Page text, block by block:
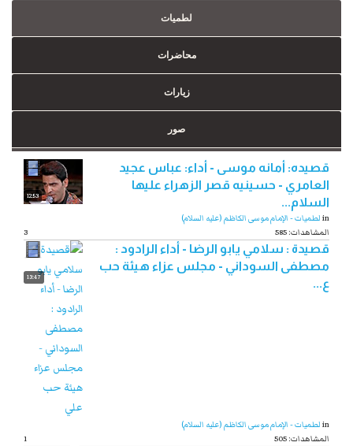
لطميات
محاضرات
زيارات
صور
12:53
قصيده: أمانه موسى - أداء: عباس عجيد
العامري - حسينيه قصر الزهراء عليها
السلام...
inلطميات - الإمام موسى الكاظم (عليه السلام)
3
585 :المشاهدات
13:47
قصيدة : سلامي يابو الرضا - أداء الرادود :
مصطفى السوداني - مجلس عزاء هيئة حب
ع...
inلطميات - الإمام موسى الكاظم (عليه السلام)
1
505 :المشاهدات